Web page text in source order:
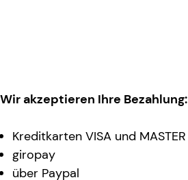
Wir akzeptieren Ihre Bezahlung:
Kreditkarten VISA und MASTER
giropay
über Paypal